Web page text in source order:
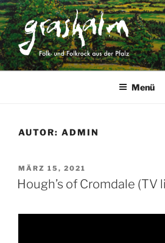
Zum
Inhalt
springen
GRASHALM
Folk und Folkrock aus der Pfalz
Menü
AUTOR: ADMIN
VERÖFFENTLICHT
AM
MÄRZ 15, 2021
Hough’s of Cromdale (TV